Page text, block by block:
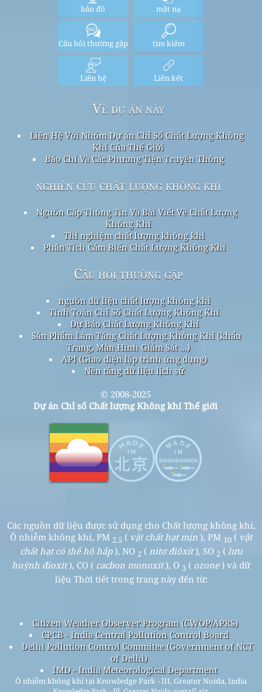
bản đồ mặt nạ
Câu hỏi thường gặp tìm kiếm
Liên hệ Liên kết
Về dự án này
Liên Hệ Với Nhóm Dự án Chỉ Số Chất Lượng Không
Khí Của Thế Giới
Báo Chí Và Các Phương Tiện Truyền Thông
nghiên cứu chất lượng không khí
Nguồn Cấp Thông Tin Và Bài Viết Về Chất Lượng
Không Khí
Thí nghiệm chất lượng không khí
Phân Tích Cảm Biến Chất Lượng Không Khí
Câu hỏi thường gặp
nguồn dữ liệu chất lượng không khí
Tính Toán Chỉ Số Chất Lượng Không Khí
Dự Báo Chất Lượng Không Khí
Sản Phẩm Làm Tăng Chất Lượng Không Khí (khẩu
Trang, Màn Hình Giám Sát ...)
API (Giao diện lập trình ứng dụng)
Nền tảng dữ liệu lịch sử
© 2008-2025
Dự án Chỉ số Chất lượng Không khí Thế giới
Các nguồn dữ liệu được sử dụng cho Chất lượng không khí,
Ô nhiễm không khí, PM 2.5 ( vật chất hạt mịn ), PM 10 ( vật
chất hạt có thể hô hấp), NO 2 ( nitơ điôxít), SO 2 ( lưu
huỳnh đioxit), CO ( cacbon monoxit), O 3 ( ozone) và dữ
liệu Thời tiết trong trang này đến từ:
Citizen Weather Observer Program (CWOP/APRS)
CPCB - India Central Pollution Control Board
Delhi Pollution Control Commitee (Government of NCT
of Delhi)
IMD - India Meteorological Department
Ô nhiễm không khí tại Knowledge Park - III, Greater Noida, India